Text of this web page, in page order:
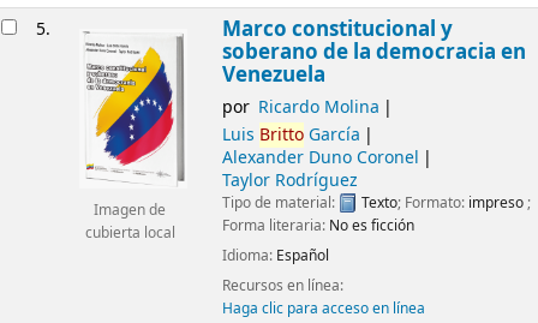
5.
Imagen de
cubierta local
Marco constitucional y
soberano de la democracia en
Venezuela
por Ricardo Molina
Luis BrittoGarcía
Alexander Duno Coronel
Taylor Rodríguez
Tipo de material: Texto; Formato: impreso ;
Forma literaria: No es ficción
Idioma: Español
Recursos en línea:
Haga clic para acceso en línea